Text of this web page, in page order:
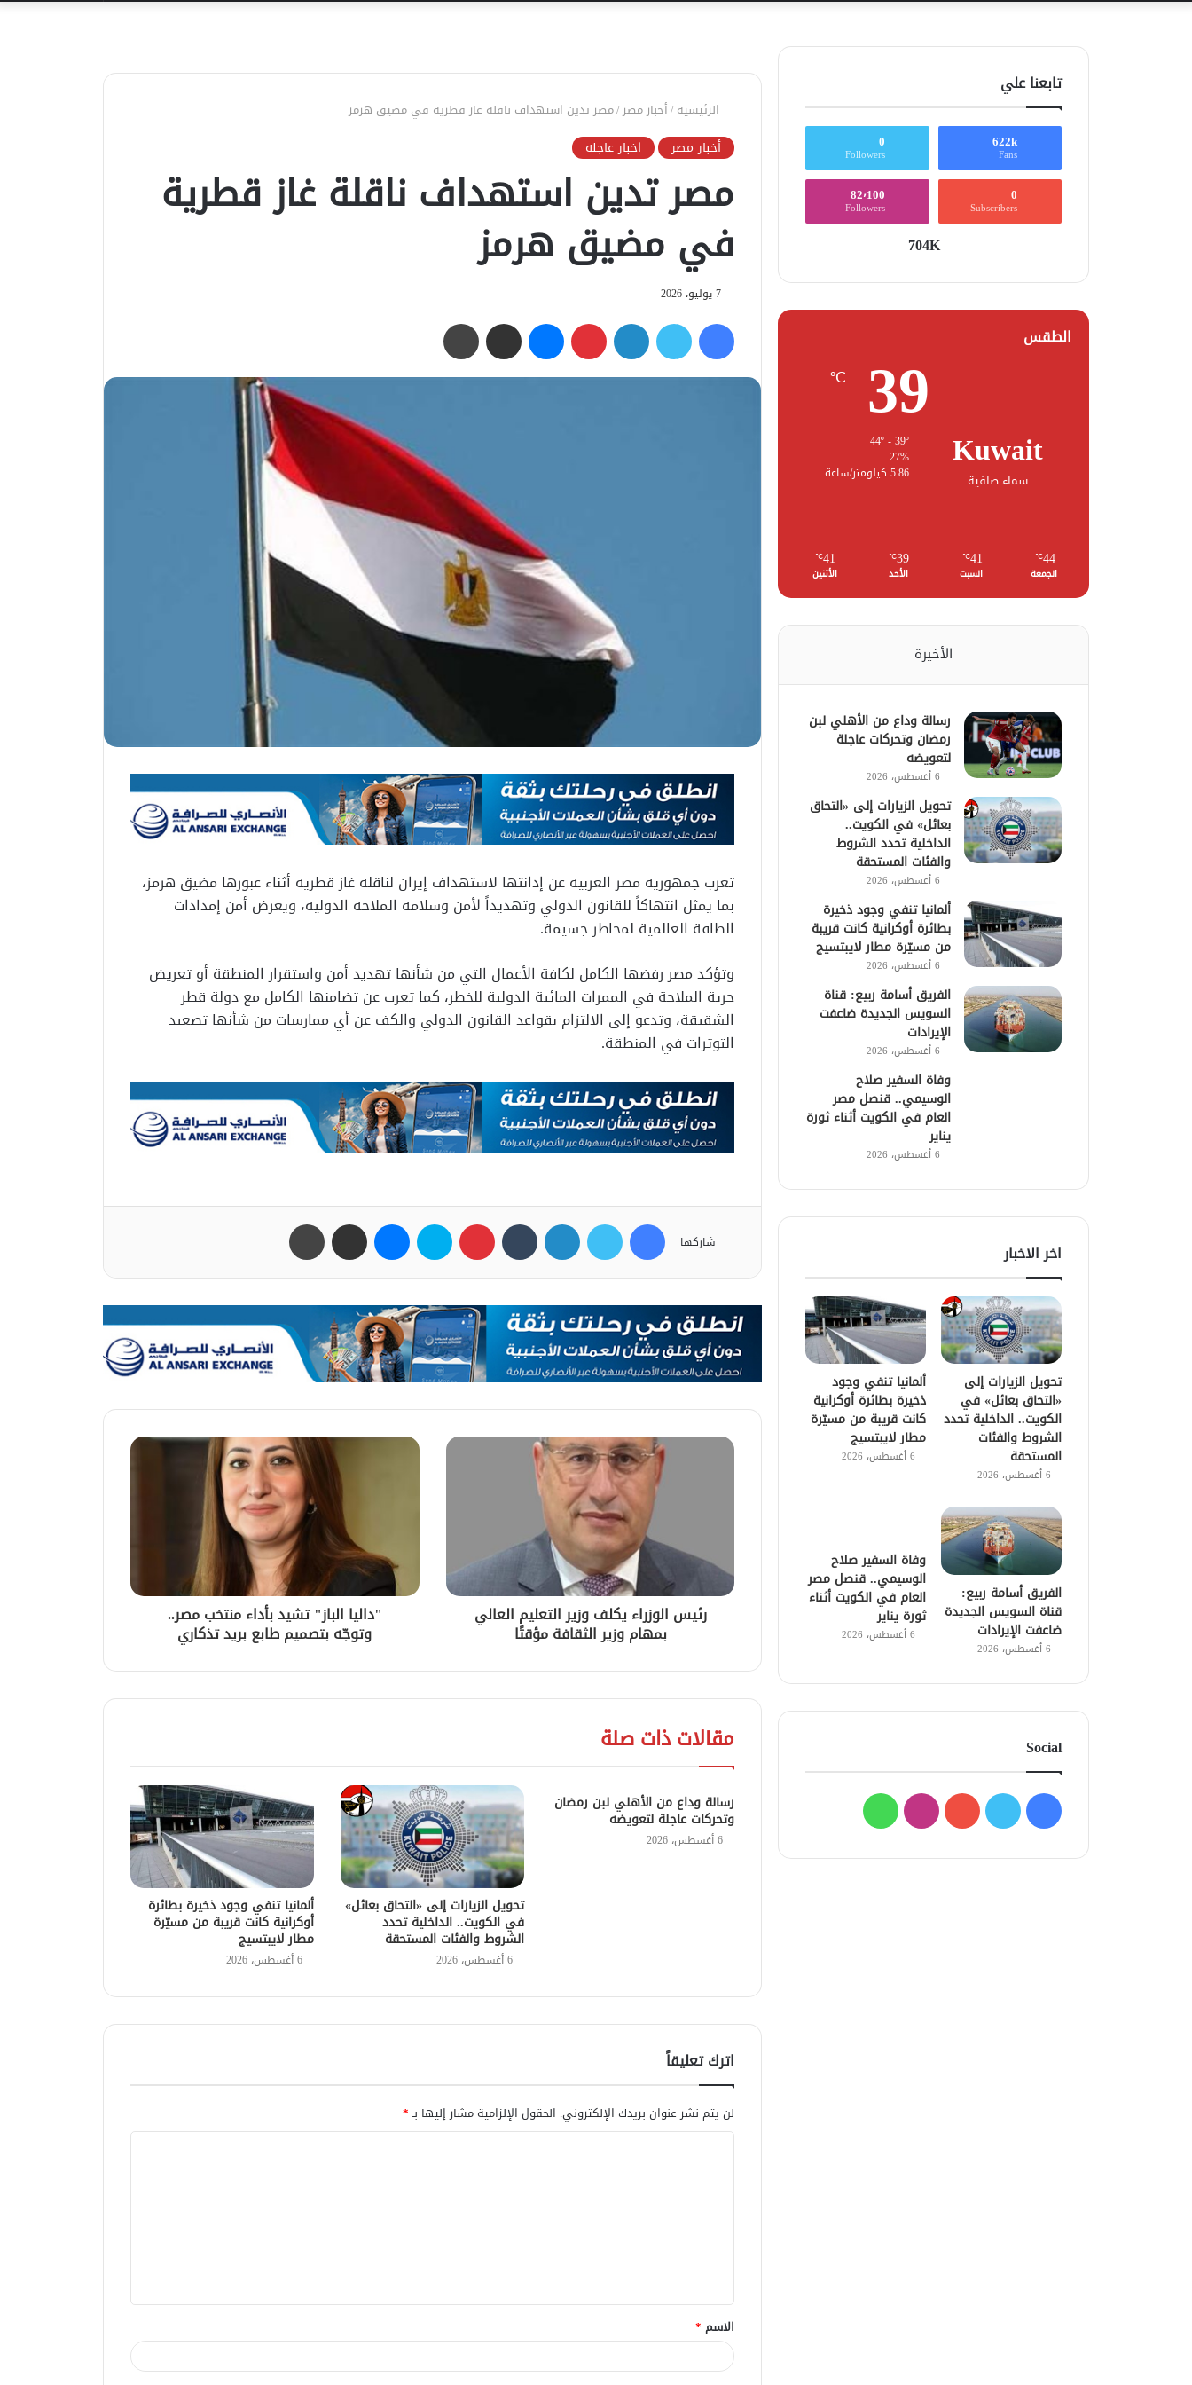
الرئيسية/أخبار مصر/مصر تدين استهداف ناقلة غاز قطرية في مضيق هرمز
أخبار مصر اخبار عاجله
مصر تدين استهداف ناقلة غاز قطرية
في مضيق هرمز
7 يوليو، 2026
فيسبوك تويتر لينكدإن بينتيريست ماسنجر مشاركة عبر البريد
تعرب جمهورية مصر العربية عن إدانتها لاستهداف إيران لناقلة غاز قطرية أثناء عبورها مضيق هرمز،
بما يمثل انتهاكاً للقانون الدولي وتهديداً لأمن وسلامة الملاحة الدولية، ويعرض أمن إمدادات
الطاقة العالمية لمخاطر جسيمة.
وتؤكد مصر رفضها الكامل لكافة الأعمال التي من شأنها تهديد أمن واستقرار المنطقة أو تعريض
حرية الملاحة في الممرات المائية الدولية للخطر، كما تعرب عن تضامنها الكامل مع دولة قطر
الشقيقة، وتدعو إلى الالتزام بقواعد القانون الدولي والكف عن أي ممارسات من شأنها تصعيد
التوترات في المنطقة.
شاركها
فيسبوك تويتر لينكدإن بينتيريست سكايب ماسنجر مشاركة عبر البريد
رئيس الوزراء يكلف وزير التعليم العالي
بمهام وزير الثقافة مؤقتًا
"داليا الباز" تشيد بأداء منتخب مصر..
وتوجّه بتصميم طابع بريد تذكاري
مقالات ذات صلة
رسالة وداع من الأهلي لبن رمضان
وتحركات عاجلة لتعويضه
6 أغسطس، 2026
تحويل الزيارات إلى «التحاق بعائل»
في الكويت.. الداخلية تحدد
الشروط والفئات المستحقة
6 أغسطس، 2026
ألمانيا تنفي وجود ذخيرة بطائرة
أوكرانية كانت قريبة من مسيّرة
مطار لايبتسيج
6 أغسطس، 2026
اترك تعليقاً
لن يتم نشر عنوان بريدك الإلكتروني. الحقول الإلزامية مشار إليها بـ*
ق
*
الاسم *
تابعنا علي
622k
Fans
0
Followers
0
Subscribers
82٬100
Followers
704K
الطقس
Kuwait
سماء صافية
39
℃
44º - 39º
27%
5.86 كيلومتر/ساعة
44
℃
الجمعة
41
℃
السبت
39
℃
الأحد
41
℃
الأثنين
الأخيرة
رسالة وداع من الأهلي لبن
رمضان وتحركات عاجلة
لتعويضه
6 أغسطس، 2026
تحويل الزيارات إلى «التحاق
بعائل» في الكويت..
الداخلية تحدد الشروط
والفئات المستحقة
6 أغسطس، 2026
ألمانيا تنفي وجود ذخيرة
بطائرة أوكرانية كانت قريبة
من مسيّرة مطار لايبتسيج
6 أغسطس، 2026
الفريق أسامة ربيع: قناة
السويس الجديدة ضاعفت
الإيرادات
6 أغسطس، 2026
وفاة السفير صلاح
الوسيمي.. قنصل مصر
العام في الكويت أثناء ثورة
يناير
6 أغسطس، 2026
اخر الاخبار
تحويل الزيارات إلى
«التحاق بعائل» في
الكويت.. الداخلية تحدد
الشروط والفئات
المستحقة
6 أغسطس، 2026
ألمانيا تنفي وجود
ذخيرة بطائرة أوكرانية
كانت قريبة من مسيّرة
مطار لايبتسيج
6 أغسطس، 2026
الفريق أسامة ربيع:
قناة السويس الجديدة
ضاعفت الإيرادات
6 أغسطس، 2026
وفاة السفير صلاح
الوسيمي.. قنصل مصر
العام في الكويت أثناء
ثورة يناير
6 أغسطس، 2026
Social
فيسبوك
تويتر يوتيوبانستقرامواتساب